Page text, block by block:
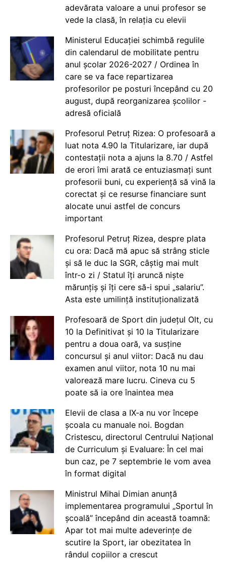
adevărata valoare a unui profesor se
vede la clasă, în relația cu elevii
Ministerul Educației schimbă regulile
din calendarul de mobilitate pentru
anul școlar 2026-2027 / Ordinea în
care se va face repartizarea
profesorilor pe posturi începând cu 20
august, după reorganizarea școlilor -
adresă oficială
Profesorul Petruț Rizea: O profesoară a
luat nota 4.90 la Titularizare, iar după
contestații nota a ajuns la 8.70 / Astfel
de erori îmi arată ce entuziasmați sunt
profesorii buni, cu experiență să vină la
corectat și ce resurse financiare sunt
alocate unui astfel de concurs
important
Profesorul Petruț Rizea, despre plata
cu ora: Dacă mă apuc să strâng sticle
și să le duc la SGR, câștig mai mult
într-o zi / Statul îți aruncă niște
mărunțiș și îți cere să-i spui „salariu”.
Asta este umilință instituționalizată
Profesoară de Sport din județul Olt, cu
10 la Definitivat și 10 la Titularizare
pentru a doua oară, va susține
concursul și anul viitor: Dacă nu dau
examen anul viitor, nota 10 nu mai
valorează mare lucru. Cineva cu 5
poate să ia ore înaintea mea
Elevii de clasa a IX-a nu vor începe
școala cu manuale noi. Bogdan
Cristescu, directorul Centrului Național
de Curriculum și Evaluare: În cel mai
bun caz, pe 7 septembrie le vom avea
în format digital
Ministrul Mihai Dimian anunță
implementarea programului „Sportul în
școală” începând din această toamnă:
Apar tot mai multe adeverințe de
scutire la Sport, iar obezitatea în
rândul copiilor a crescut